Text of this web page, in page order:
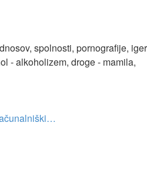
spolnosti, pornografije, iger
- alkoholizem, droge - mamila,